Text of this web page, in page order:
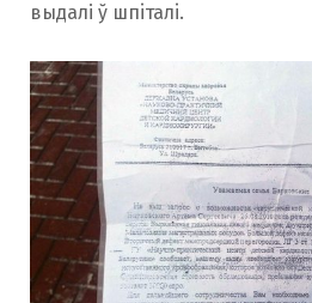
выдалі ў шпiталi.